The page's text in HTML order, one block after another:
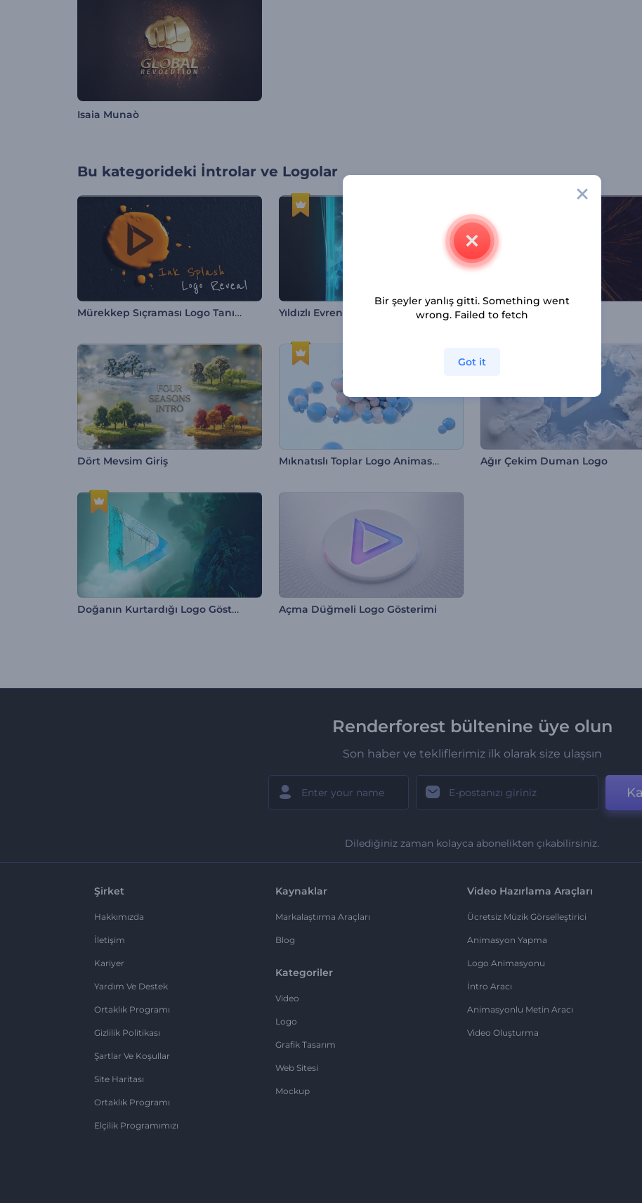
Isaia Munaò
Bu kategorideki İntrolar ve Logolar
Mürekkep Sıçraması Logo Tanıtımı Yıldızlı Evren Logo Gösterimi Alevli Logo Gösterimi
Dört Mevsim Giriş Mıknatıslı Toplar Logo Animasyonu Ağır Çekim Duman Logo
Doğanın Kurtardığı Logo Gösterimi Açma Düğmeli Logo Gösterimi
Renderforest bültenine üye olun
Son haber ve tekliflerimiz ilk olarak size ulaşsın
Dilediğiniz zaman kolayca abonelikten çıkabilirsiniz.
Şirket
Hakkımızda
İletişim
Kariyer
Yardım Ve Destek
Ortaklık Programı
Gizlilik Politikası
Şartlar Ve Koşullar
Site Haritası
Ortaklık Programı
Elçilik Programımızı
Kaynaklar
Markalaştırma Araçları
Blog
Kategoriler
Video
Logo
Grafik Tasarım
Web Sitesi
Mockup
Video Hazırlama Araçları
Ücretsiz Müzik Görselleştirici
Animasyon Yapma
Logo Animasyonu
İntro Aracı
Animasyonlu Metin Aracı
Video Oluşturma
Bir şeyler yanlış gitti. Something went
wrong. Failed to fetch
Got it